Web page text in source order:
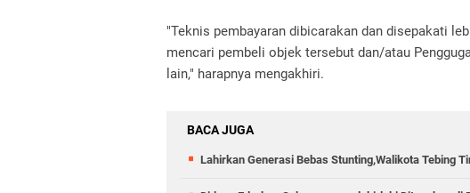
"Teknis pembayaran dibicarakan dan disepakati
mencari pembeli objek tersebut dan/atau
lain," harapnya mengakhiri.
BACA JUGA
Lahirkan Generasi Bebas Stunting,Walikota Tebing